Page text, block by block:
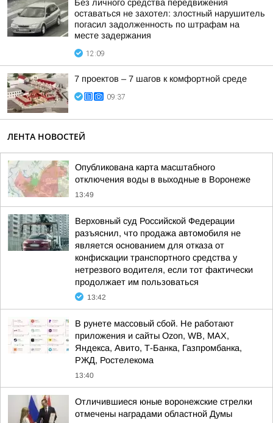
Без личного средства передвижения
оставаться не захотел: злостный нарушитель
погасил задолженность по штрафам на
месте задержания
12:09
7 проектов – 7 шагов к комфортной среде
09:37
ЛЕНТА НОВОСТЕЙ
Опубликована карта масштабного
отключения воды в выходные в Воронеже
13:49
Верховный суд Российской Федерации
разъяснил, что продажа автомобиля не
является основанием для отказа от
конфискации транспортного средства у
нетрезвого водителя, если тот фактически
продолжает им пользоваться
13:42
В рунете массовый сбой. Не работают
приложения и сайты Ozon, WB, MAX,
Яндекса, Авито, Т-Банка, Газпромбанка,
РЖД, Ростелекома
13:40
Отличившиеся юные воронежские стрелки
отмечены наградами областной Думы